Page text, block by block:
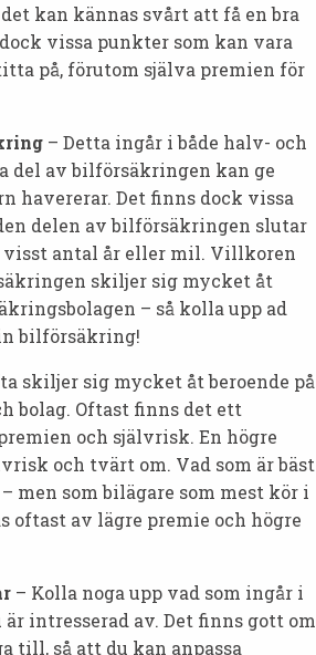
kan kännas svårt att få en bra
vissa punkter som kan vara
på, förutom själva premien för
– Detta ingår i både halv- och
del av bilförsäkringen kan ge
havererar. Det finns dock vissa
delen av bilförsäkringen slutar
antal år eller mil. Villkoren
skiljer sig mycket åt
– så kolla upp ad
bilförsäkring!
skiljer sig mycket åt beroende på
bolag. Oftast finns det ett
och självrisk. En högre
och tvärt om. Vad som är bäst
men som bilägare som mest kör i
oftast av lägre premie och högre
– Kolla noga upp vad som ingår i
intresserad av. Det finns gott om
till, så att du kan anpassa